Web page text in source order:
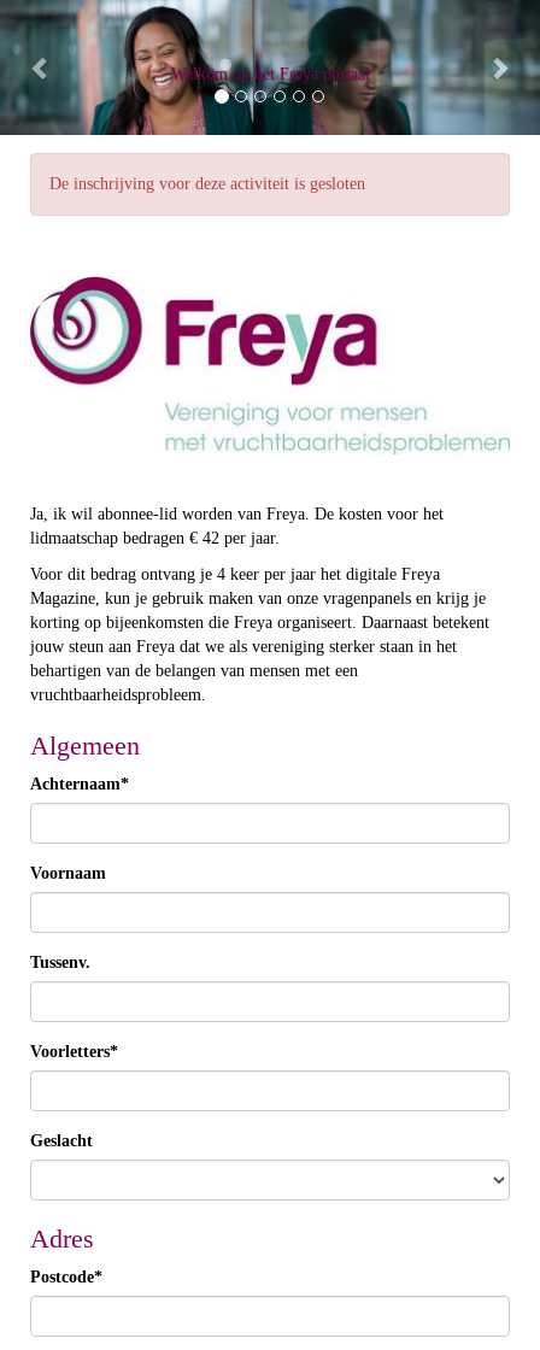
Welkom op het Freya portaal
Previous
De inschrijving voor deze activiteit is gesloten
Ja, ik wil abonnee-lid worden van Freya. De kosten voor het
lidmaatschap bedragen € 42 per jaar.
Voor dit bedrag ontvang je 4 keer per jaar het digitale Freya
Magazine, kun je gebruik maken van onze vragenpanels en krijg je
korting op bijeenkomsten die Freya organiseert. Daarnaast betekent
jouw steun aan Freya dat we als vereniging sterker staan in het
behartigen van de belangen van mensen met een
vruchtbaarheidsprobleem.
Algemeen
Achternaam*
Voornaam
Tussenv.
Voorletters*
Geslacht
Adres
Postcode*